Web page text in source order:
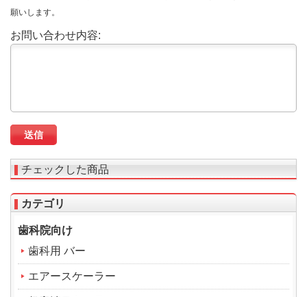
願いします。
お問い合わせ内容:
チェックした商品
カテゴリ
歯科院向け
歯科用 バー
エアースケーラー